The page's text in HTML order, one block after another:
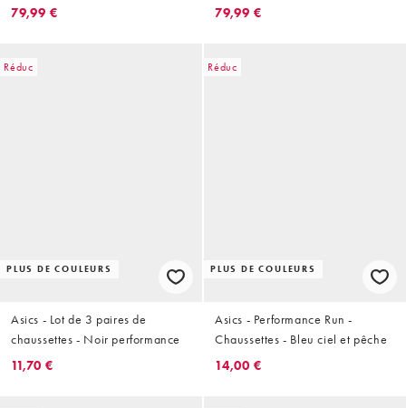
79,99 €
79,99 €
Réduc
PLUS DE COULEURS
Asics - Lot de 3 paires de
chaussettes - Noir performance
11,70 €
Réduc
PLUS DE COULEURS
Asics - Performance Run -
Chaussettes - Bleu ciel et pêche
14,00 €